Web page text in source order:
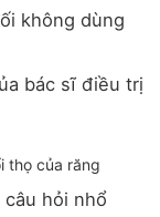
không dùng
bác sĩ điều trị
thọ của răng
câu hỏi nhổ